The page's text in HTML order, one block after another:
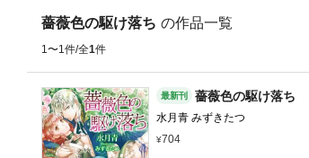
薔薇色の駆け落ち の作品一覧
1〜1件/全1件
最新刊 薔薇色の駆け落ち
水月青 みずきたつ
704